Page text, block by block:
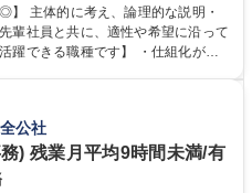
のメンテナンスや維持管理に加え、
き、会社全体を巻き込み課題解決
リアパスを描くことも可能です。
ト可/世界で唯一の事業/福利厚生◎/
主体的に考え、論理的な説明・
輩社員と共に、適性や希望に沿って
る 【魅力】■自己啓発支援：資格
万円まで）を補助 ■住宅手当：家
公社
) 残業月平均9時間未満/有